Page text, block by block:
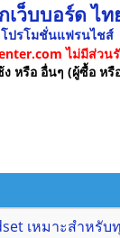
ว็บบอร์ด ไ
โปรโมชั่นแฟรนไชส์
ไม่มีส่ว
ง หรือ อื่นๆ (ผู้ซื้อ
เหมาะสำหรั